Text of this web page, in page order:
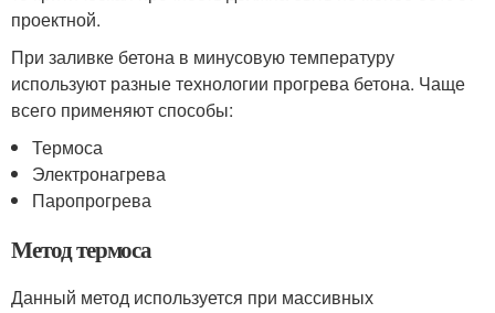
проектной.
При заливке бетона в минусовую температуру
используют разные технологии прогрева бетона. Чаще
всего применяют способы:
Термоса
Электронагрева
Паропрогрева
Метод термоса
Данный метод используется при массивных